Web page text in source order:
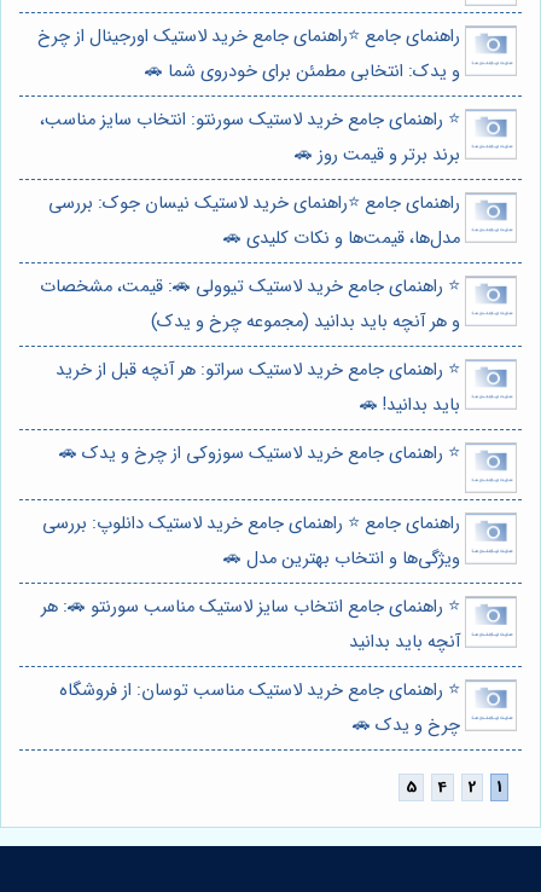
راهنمای جامع ⭐️راهنمای جامع خرید لاستیک اورجینال از چرخ
و یدک: انتخابی مطمئن برای خودروی شما 🚗
⭐️ راهنمای جامع خرید لاستیک سورنتو: انتخاب سایز مناسب،
برند برتر و قیمت روز 🚗
راهنمای جامع ⭐️راهنمای خرید لاستیک نیسان جوک: بررسی
مدل‌ها، قیمت‌ها و نکات کلیدی 🚗
⭐️ راهنمای جامع خرید لاستیک تیوولی 🚗: قیمت، مشخصات
و هر آنچه باید بدانید (مجموعه چرخ و یدک)
⭐️ راهنمای جامع خرید لاستیک سراتو: هر آنچه قبل از خرید
باید بدانید! 🚗
⭐️ راهنمای جامع خرید لاستیک سوزوکی از چرخ و یدک 🚗
راهنمای جامع ⭐️ راهنمای جامع خرید لاستیک دانلوپ: بررسی
ویژگی‌ها و انتخاب بهترین مدل 🚗
⭐️ راهنمای جامع انتخاب سایز لاستیک مناسب سورنتو 🚗: هر
آنچه باید بدانید
⭐️ راهنمای جامع خرید لاستیک مناسب توسان: از فروشگاه
چرخ و یدک 🚗